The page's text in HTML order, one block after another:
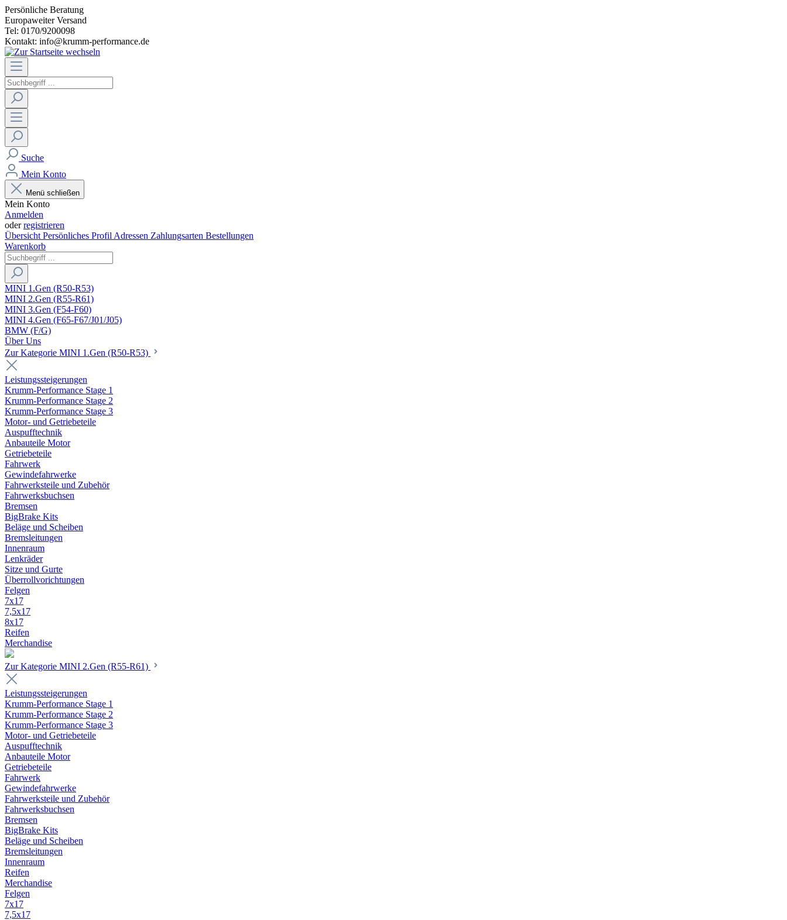
Persönliche Beratung
Europaweiter Versand
Tel: 0170/9200098
Kontakt: info@krumm-performance.de
Suche
Mein Konto
Menü schließen
Mein Konto
Anmelden
oderregistrieren
Übersicht Persönliches Profil Adressen Zahlungsarten Bestellungen
Warenkorb
MINI 1.Gen (R50-R53)
MINI 2.Gen (R55-R61)
MINI 3.Gen (F54-F60)
MINI 4.Gen (F65-F67/J01/J05)
BMW (F/G)
Über Uns
Zur Kategorie MINI 1.Gen (R50-R53)
Leistungssteigerungen
Krumm-Performance Stage 1
Krumm-Performance Stage 2
Krumm-Performance Stage 3
Motor- und Getriebeteile
Auspufftechnik
Anbauteile Motor
Getriebeteile
Fahrwerk
Gewindefahrwerke
Fahrwerksteile und Zubehör
Fahrwerksbuchsen
Bremsen
BigBrake Kits
Beläge und Scheiben
Bremsleitungen
Innenraum
Lenkräder
Sitze und Gurte
Überrollvorichtungen
Felgen
7x17
7,5x17
8x17
Reifen
Merchandise
Zur Kategorie MINI 2.Gen (R55-R61)
Leistungssteigerungen
Krumm-Performance Stage 1
Krumm-Performance Stage 2
Krumm-Performance Stage 3
Motor- und Getriebeteile
Auspufftechnik
Anbauteile Motor
Getriebeteile
Fahrwerk
Gewindefahrwerke
Fahrwerksteile und Zubehör
Fahrwerksbuchsen
Bremsen
BigBrake Kits
Beläge und Scheiben
Bremsleitungen
Innenraum
Reifen
Merchandise
Felgen
7x17
7,5x17